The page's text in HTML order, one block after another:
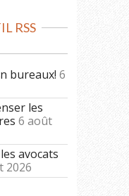
RSS
bureaux! 6
les
6 août
avocats
2026